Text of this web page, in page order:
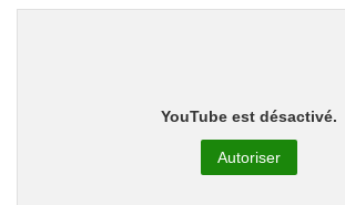
YouTube est désactivé.
Autoriser